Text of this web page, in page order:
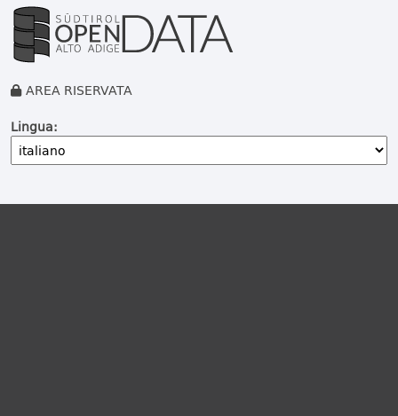
AREA RISERVATA
Lingua